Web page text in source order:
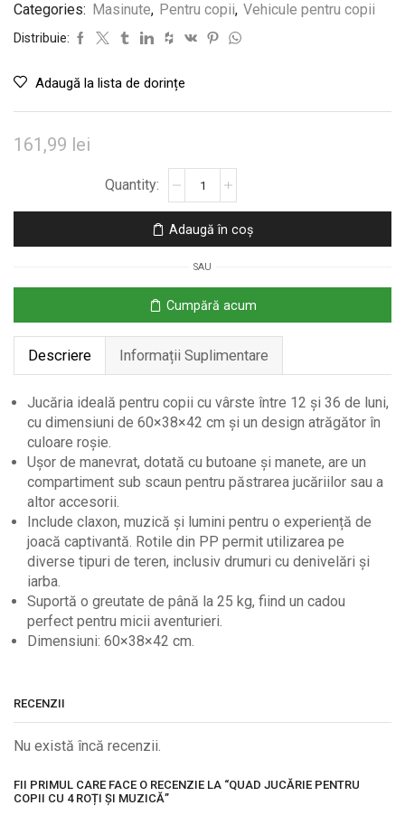
Categories: Masinute, Pentru copii, Vehicule pentru copii
Distribuie:
Adaugă la lista de dorințe
161,99 lei
Jucărie
pentru
4
Roți
și
Muzică
Adaugă în coș
SAU
Cumpără acum
Descriere Informații Suplimentare
Jucăria ideală pentru copii cu vârste între 12 și 36 de luni,
cu dimensiuni de 60×38×42 cm și un design atrăgător în
culoare roșie.
Ușor de manevrat, dotată cu butoane și manete, are un
compartiment sub scaun pentru păstrarea jucăriilor sau a
altor accesorii.
Include claxon, muzică și lumini pentru o experiență de
joacă captivantă. Rotile din PP permit utilizarea pe
diverse tipuri de teren, inclusiv drumuri cu denivelări și
iarba.
Suportă o greutate de până la 25 kg, fiind un cadou
perfect pentru micii aventurieri.
Dimensiuni: 60×38×42 cm.
RECENZII
Nu există încă recenzii.
FII PRIMUL CARE FACE O RECENZIE LA “QUAD JUCĂRIE PENTRU
COPII CU 4 ROȚI ȘI MUZICĂ”